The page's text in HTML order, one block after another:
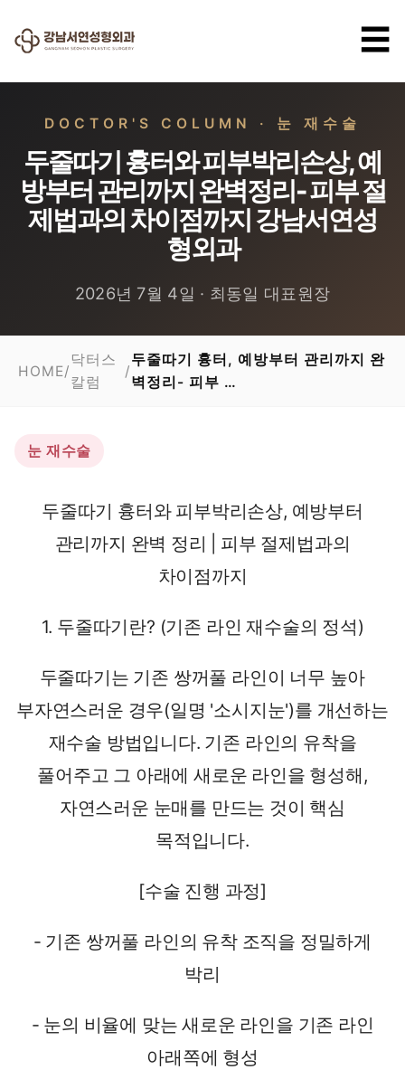
☰
DOCTOR'S COLUMN · 눈 재수술
두줄따기 흉터와 피부박리손상, 예
방부터 관리까지 완벽정리- 피부 절
제법과의 차이점까지 강남서연성
형외과
2026년 7월 4일 · 최동일 대표원장
HOME/
닥터스
칼럼
/
두줄따기 흉터, 예방부터 관리까지 완
벽정리- 피부 …
눈 재수술
두줄따기 흉터와 피부박리손상, 예방부터
관리까지 완벽 정리 | 피부 절제법과의
차이점까지
1. 두줄따기란? (기존 라인 재수술의 정석)
두줄따기는 기존 쌍꺼풀 라인이 너무 높아
부자연스러운 경우(일명 '소시지눈')를 개선하는
재수술 방법입니다. 기존 라인의 유착을
풀어주고 그 아래에 새로운 라인을 형성해,
자연스러운 눈매를 만드는 것이 핵심
목적입니다.
[수술 진행 과정]
- 기존 쌍꺼풀 라인의 유착 조직을 정밀하게
박리
- 눈의 비율에 맞는 새로운 라인을 기존 라인
아래쪽에 형성